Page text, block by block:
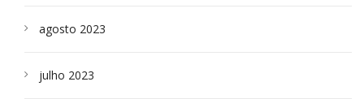
agosto 2023
julho 2023